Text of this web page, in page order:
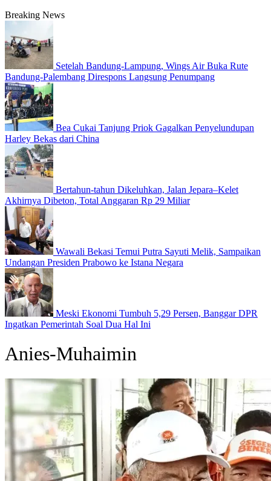
Breaking News
Setelah Bandung-Lampung, Wings Air Buka Rute
Bandung-Palembang Direspons Langsung Penumpang
Bea Cukai Tanjung Priok Gagalkan Penyelundupan
Harley Bekas dari China
Bertahun-tahun Dikeluhkan, Jalan Jepara–Kelet
Akhirnya Dibeton, Total Anggaran Rp 29 Miliar
Wawali Bekasi Temui Putra Sayuti Melik, Sampaikan
Undangan Presiden Prabowo ke Istana Negara
Meski Ekonomi Tumbuh 5,29 Persen, Banggar DPR
Ingatkan Pemerintah Soal Dua Hal Ini
Anies-Muhaimin